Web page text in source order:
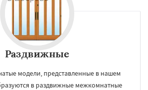
Раздвижные
модели, представленные в нашем
в раздвижные межкомнатные